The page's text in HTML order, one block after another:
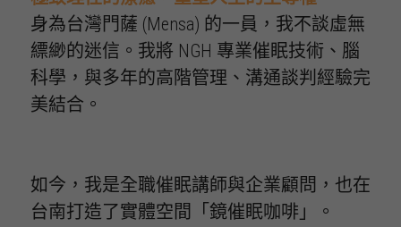
身為台灣門薩 (Mensa) 的一員，我不談虛無
縹緲的迷信。我將 NGH 專業催眠技術、腦
科學，與多年的高階管理、溝通談判經驗完
美結合。
如今，我是全職催眠講師與企業顧問，也在
台南打造了實體空間「鏡催眠咖啡」。